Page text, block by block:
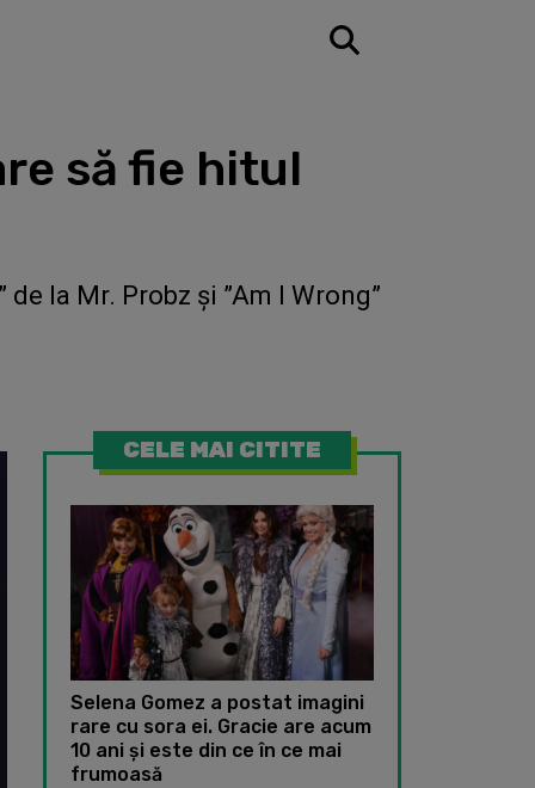
să fie hitul
la Mr. Probz și ”Am I Wrong”
CELE MAI CITITE
Selena Gomez a postat imagini
rare cu sora ei. Gracie are acum
10 ani și este din ce în ce mai
frumoasă